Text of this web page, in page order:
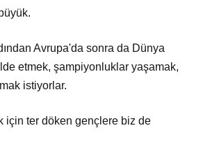
Avrupa'da sonra da Dünya
etmek, şampiyonluklar yaşamak,
istiyorlar.
için ter döken gençlere biz de